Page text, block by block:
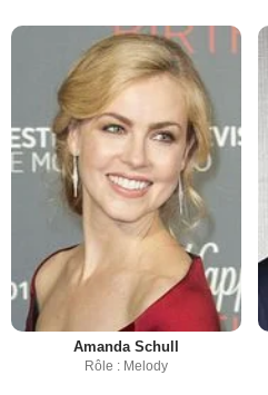
Amanda Schull
Rôle : Melody